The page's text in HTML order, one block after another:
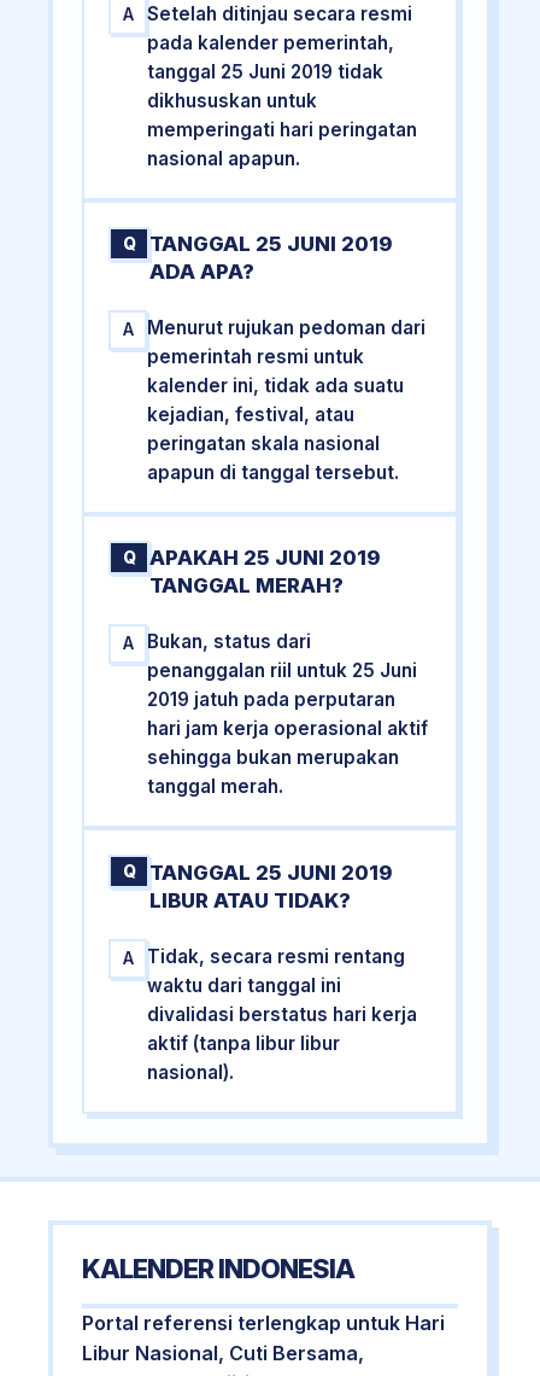
A
Setelah ditinjau secara resmi
pada kalender pemerintah,
tanggal 25 Juni 2019 tidak
dikhususkan untuk
memperingati hari peringatan
nasional apapun.
Q
TANGGAL 25 JUNI 2019
ADA APA?
A
Menurut rujukan pedoman dari
pemerintah resmi untuk
kalender ini, tidak ada suatu
kejadian, festival, atau
peringatan skala nasional
apapun di tanggal tersebut.
Q
APAKAH 25 JUNI 2019
TANGGAL MERAH?
A
Bukan, status dari
penanggalan riil untuk 25 Juni
2019 jatuh pada perputaran
hari jam kerja operasional aktif
sehingga bukan merupakan
tanggal merah.
Q
TANGGAL 25 JUNI 2019
LIBUR ATAU TIDAK?
A
Tidak, secara resmi rentang
waktu dari tanggal ini
divalidasi berstatus hari kerja
aktif (tanpa libur libur
nasional).
KALENDER INDONESIA
Portal referensi terlengkap untuk Hari
Libur Nasional, Cuti Bersama,